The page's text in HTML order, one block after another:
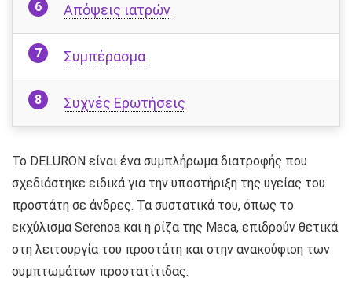
Απόψεις ιατρών
Συμπέρασμα
Συχνές Ερωτήσεις
Το DELURON είναι ένα συμπλήρωμα διατροφής που
σχεδιάστηκε ειδικά για την υποστήριξη της υγείας του
προστάτη σε άνδρες. Τα συστατικά του, όπως το
εκχύλισμα Serenoa και η ρίζα της Maca, επιδρούν θετικά
στη λειτουργία του προστάτη και στην ανακούφιση των
συμπτωμάτων προστατίτιδας.